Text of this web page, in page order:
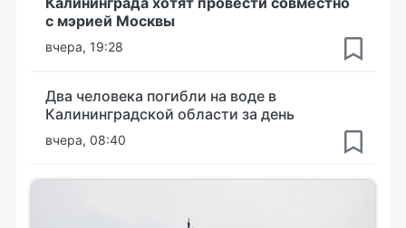
с мэрией Москвы
вчера, 19:28
Два человека погибли на воде в
Калининградской области за день
вчера, 08:40